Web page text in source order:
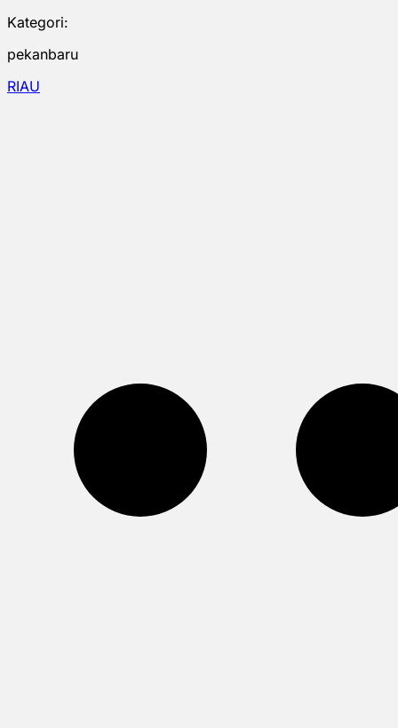
Kategori:
pekanbaru
RIAU